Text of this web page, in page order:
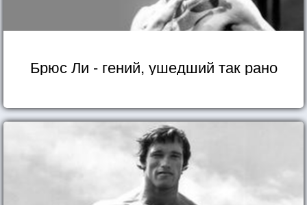
Брюс Ли - гений, ушедший так рано